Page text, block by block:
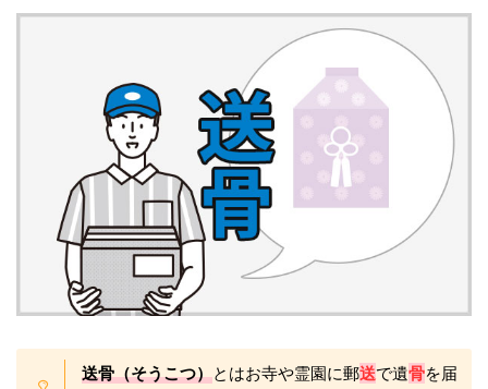
送骨（そうこつ）とはお寺や霊園に郵送で遺骨を届